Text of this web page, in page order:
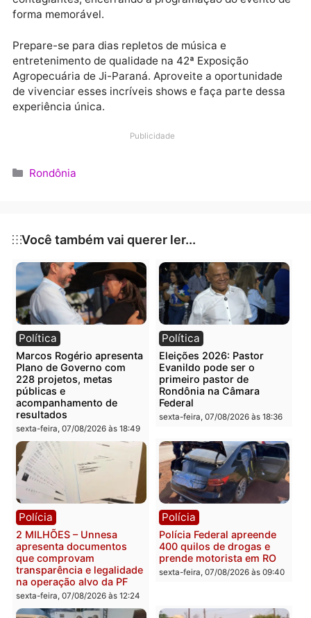
presentes, proporcionando um show inesquecível.
E, para fechar com chave de ouro, no dia 17 de
setembro, teremos a dupla Fiduma e Jeca. Com seu
carisma e talento ímpar, eles prometem fazer o
vibrar com suas canções emocionantes e
contagiantes, encerrando a programação do evento
entretenimento de qualidade na 42ª Exposição
Publicidade
Categorias
Rondônia
Você também vai querer ler...
Política
Marcos Rogério apresenta
Plano de Governo com
228 projetos, metas
públicas e
acompanhamento de
resultados
sexta-feira, 07/08/2026 às 18:49
Política
Eleições 2026: Pastor
Evanildo pode ser o
primeiro pastor de
Rondônia na Câmara
Federal
sexta-feira, 07/08/2026 às